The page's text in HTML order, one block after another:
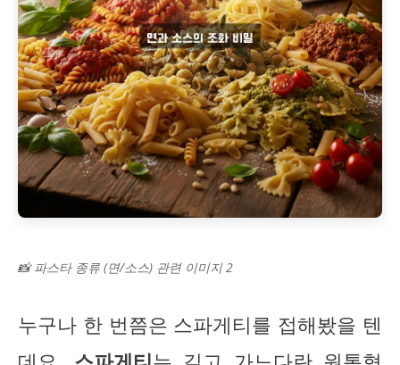
📸 파스타 종류 (면/소스) 관련 이미지 2
누구나 한 번쯤은 스파게티를 접해봤을 텐